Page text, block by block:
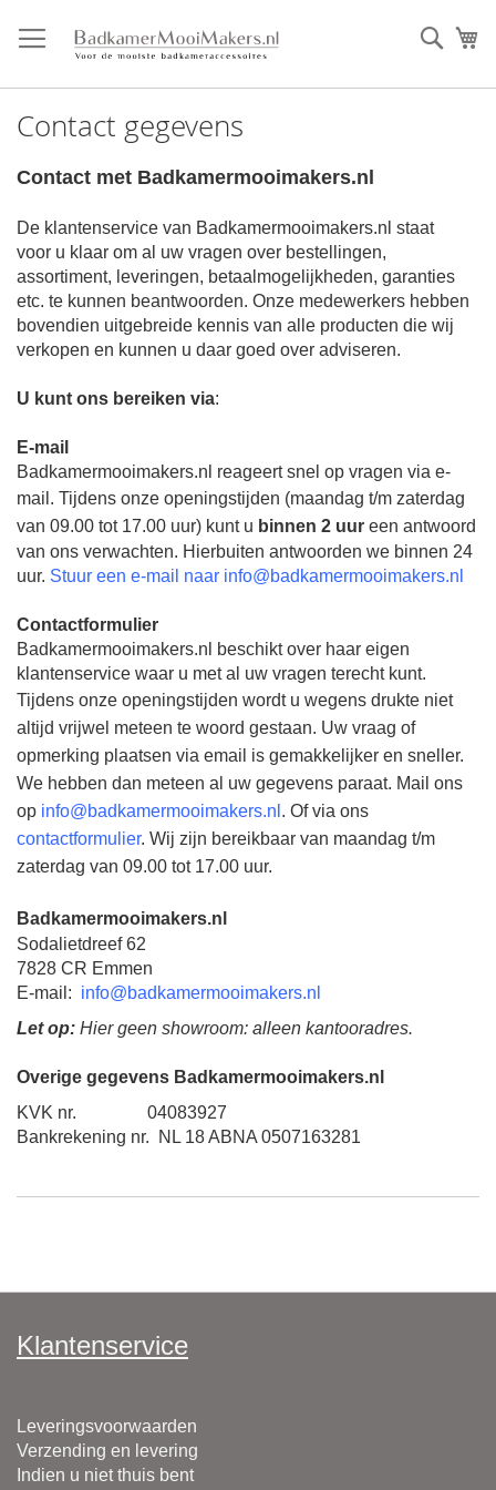
direct
door
inhoud
Contact gegevens
Contact met Badkamermooimakers.nl
De klantenservice van Badkamermooimakers.nl staat
voor u klaar om al uw vragen over bestellingen,
assortiment, leveringen, betaalmogelijkheden, garanties
etc. te kunnen beantwoorden. Onze medewerkers hebben
bovendien uitgebreide kennis van alle producten die wij
verkopen en kunnen u daar goed over adviseren.
U kunt ons bereiken via:
E-mail
Badkamermooimakers.nl reageert snel op vragen via e-
mail. Tijdens onze openingstijden (maandag t/m zaterdag
van 09.00 tot 17.00 uur) kunt u binnen 2 uur een antwoord
van ons verwachten. Hierbuiten antwoorden we binnen 24
uur. Stuur een e-mail naar info@badkamermooimakers.nl
Contactformulier
Badkamermooimakers.nl beschikt over haar eigen
klantenservice waar u met al uw vragen terecht kunt.
Tijdens onze openingstijden wordt u wegens drukte niet
altijd vrijwel meteen te woord gestaan. Uw vraag of
opmerking plaatsen via email is gemakkelijker en sneller.
We hebben dan meteen al uw gegevens paraat. Mail ons
op info@badkamermooimakers.nl . Of via ons
contactformulier. Wij zijn bereikbaar van maandag t/m
zaterdag van 09.00 tot 17.00 uur.
Badkamermooimakers.nl
Sodalietdreef 62
7828 CR Emmen
E-mail: info@badkamermooimakers.nl
Let op: Hier geen showroom: alleen kantooradres.
Overige gegevens Badkamermooimakers.nl
KVK nr. 04083927
Bankrekening nr. NL 18 ABNA 0507163281
Klantenservice
Leveringsvoorwaarden
Verzending en levering
Indien u niet thuis bent